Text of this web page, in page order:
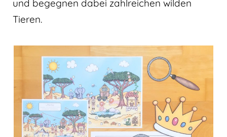
und begegnen dabei zahlreichen wilden
Tieren.